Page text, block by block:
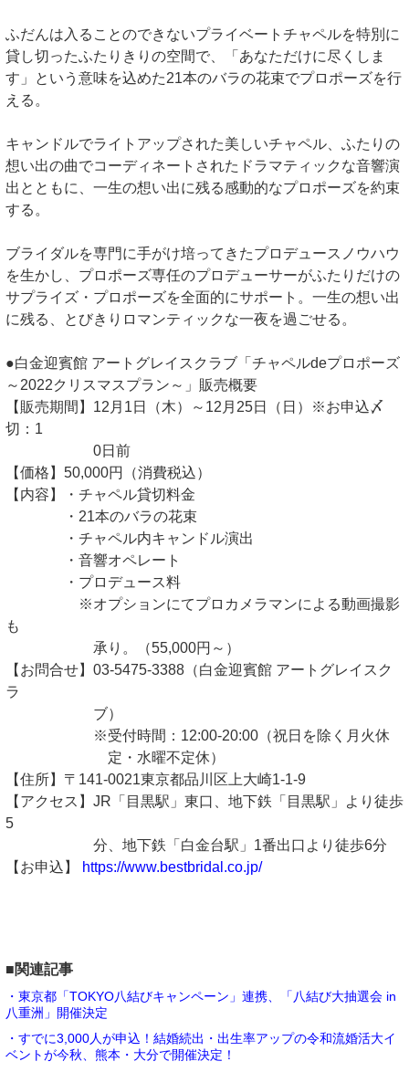
ふだんは入ることのできないプライベートチャペルを特別に
貸し切ったふたりきりの空間で、「あなただけに尽くしま
す」という意味を込めた21本のバラの花束でプロポーズを行
える。
キャンドルでライトアップされた美しいチャペル、ふたりの
想い出の曲でコーディネートされたドラマティックな音響演
出とともに、一生の想い出に残る感動的なプロポーズを約束
する。
ブライダルを専門に手がけ培ってきたプロデュースノウハウ
を生かし、プロポーズ専任のプロデューサーがふたりだけの
サプライズ・プロポーズを全面的にサポート。一生の想い出
に残る、とびきりロマンティックな一夜を過ごせる。
●白金迎賓館 アートグレイスクラブ「チャペルdeプロポーズ
～2022クリスマスプラン～」販売概要
【販売期間】12月1日（木）～12月25日（日）※お申込〆
切：1
0日前
【価格】50,000円（消費税込）
【内容】・チャペル貸切料金
・21本のバラの花束
・チャペル内キャンドル演出
・音響オペレート
・プロデュース料
※オプションにてプロカメラマンによる動画撮影
も
承り。（55,000円～）
【お問合せ】03-5475-3388（白金迎賓館 アートグレイスク
ラ
ブ）
※受付時間：12:00-20:00（祝日を除く月火休
定・水曜不定休）
【住所】〒141-0021東京都品川区上大崎1-1-9
【アクセス】JR「目黒駅」東口、地下鉄「目黒駅」より徒歩
5
分、地下鉄「白金台駅」1番出口より徒歩6分
【お申込】
https://www.bestbridal.co.jp/
■関連記事
・東京都「TOKYO八結びキャンペーン」連携、「八結び大抽選会 in
八重洲」開催決定
・すでに3,000人が申込！結婚続出・出生率アップの令和流婚活大イ
ベントが今秋、熊本・大分で開催決定！